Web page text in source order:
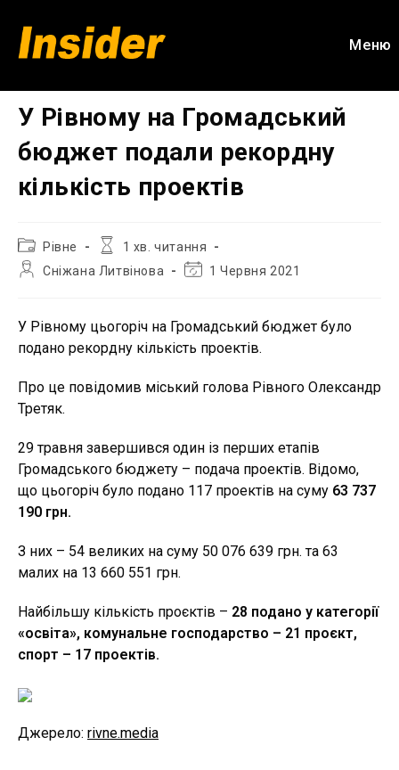
вмісту
Меню
У Рівному на Громадський
бюджет подали рекордну
кількість проектів
Категорія
запису:
Рівне
Час
1 хв. читання
АвторСніжана Литвінова
Остання1 Червня 2021
У Рівному цьогоріч на Громадський бюджет було
подано рекордну кількість проектів.
Про це повідомив міський голова Рівного Олександр
Третяк.
29 травня завершився один із перших етапів
Громадського бюджету – подача проектів. Відомо,
що цьогоріч було подано 117 проектів на суму 63 737
190 грн.
З них – 54 великих на суму 50 076 639 грн. та 63
малих на 13 660 551 грн.
Найбільшу кількість проєктів – 28 подано у категорії
«освіта», комунальне господарство – 21 проєкт,
спорт – 17 проектів.
Джерело: rivne.media